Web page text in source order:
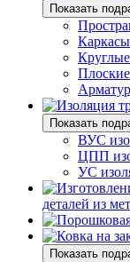
Показать
Показать
ВУС
ЦПП
УС
деталей из
Показать